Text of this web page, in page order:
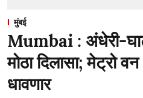
मुंबई
Mumbai : अंधेरी-
मोठा दिलासा; मेट्रो
धावणार